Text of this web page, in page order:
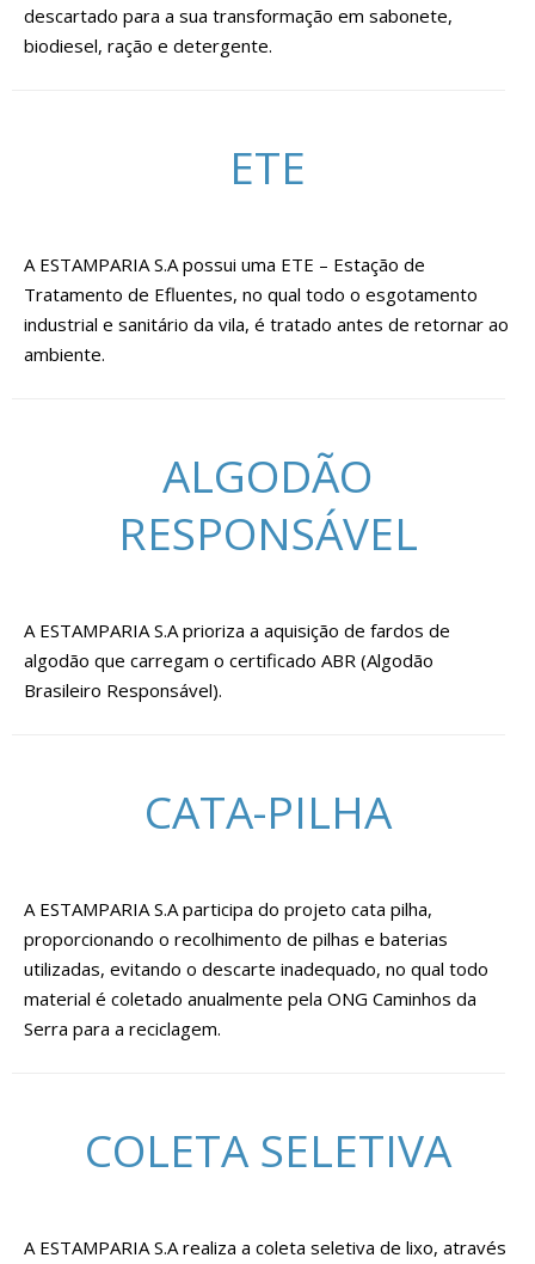
descartado para a sua transformação em sabonete,
biodiesel, ração e detergente.
ETE
A ESTAMPARIA S.A possui uma ETE – Estação de
Tratamento de Efluentes, no qual todo o esgotamento
industrial e sanitário da vila, é tratado antes de retornar ao
ambiente.
ALGODÃO
RESPONSÁVEL
A ESTAMPARIA S.A prioriza a aquisição de fardos de
algodão que carregam o certificado ABR (Algodão
Brasileiro Responsável).
CATA-PILHA
A ESTAMPARIA S.A participa do projeto cata pilha,
proporcionando o recolhimento de pilhas e baterias
utilizadas, evitando o descarte inadequado, no qual todo
material é coletado anualmente pela ONG Caminhos da
Serra para a reciclagem.
COLETA SELETIVA
A ESTAMPARIA S.A realiza a coleta seletiva de lixo, através